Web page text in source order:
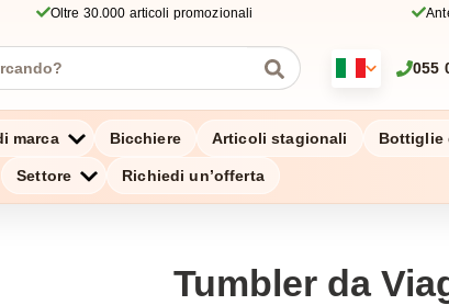
Oltre 30.000 articoli promozionali
055
marca Bicchiere Articoli stagionali Bottiglie
Settore Richiedi un’offerta
Tumbler da